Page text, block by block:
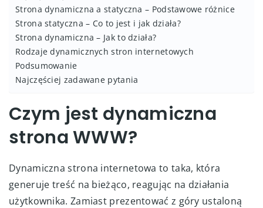
Strona dynamiczna a statyczna – Podstawowe różnice
Strona statyczna – Co to jest i jak działa?
Strona dynamiczna – Jak to działa?
Rodzaje dynamicznych stron internetowych
Podsumowanie
Najczęściej zadawane pytania
Czym jest dynamiczna
strona WWW?
Dynamiczna strona internetowa to taka, która
generuje treść na bieżąco, reagując na działania
użytkownika. Zamiast prezentować z góry ustaloną